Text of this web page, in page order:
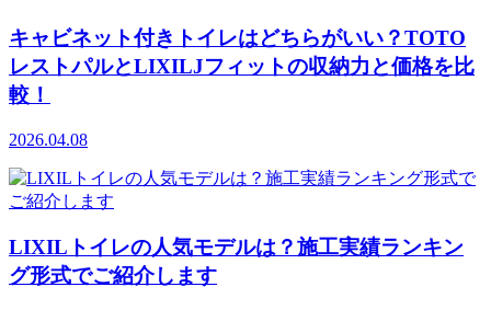
キャビネット付きトイレはどちらがいい？TOTO
レストパルとLIXILJフィットの収納力と価格を比
較！
2026.04.08
LIXILトイレの人気モデルは？施工実績ランキン
グ形式でご紹介します